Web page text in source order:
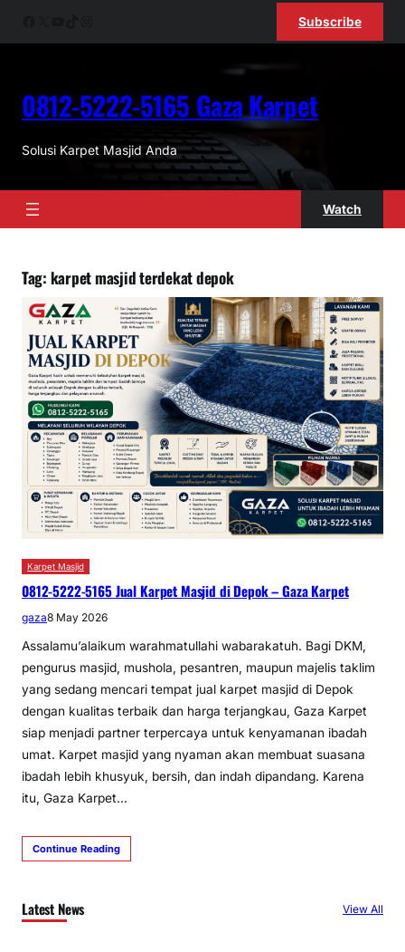
Subscribe
0812-5222-5165 Gaza Karpet
Solusi Karpet Masjid Anda
Watch
Tag: karpet masjid terdekat depok
Karpet Masjid
0812-5222-5165 Jual Karpet Masjid di Depok – Gaza Karpet
gaza8 May 2026
Assalamu’alaikum warahmatullahi wabarakatuh. Bagi DKM,
pengurus masjid, mushola, pesantren, maupun majelis taklim
yang sedang mencari tempat jual karpet masjid di Depok
dengan kualitas terbaik dan harga terjangkau, Gaza Karpet
siap menjadi partner terpercaya untuk kenyamanan ibadah
umat. Karpet masjid yang nyaman akan membuat suasana
ibadah lebih khusyuk, bersih, dan indah dipandang. Karena
itu, Gaza Karpet…
Continue Reading
Latest News View All